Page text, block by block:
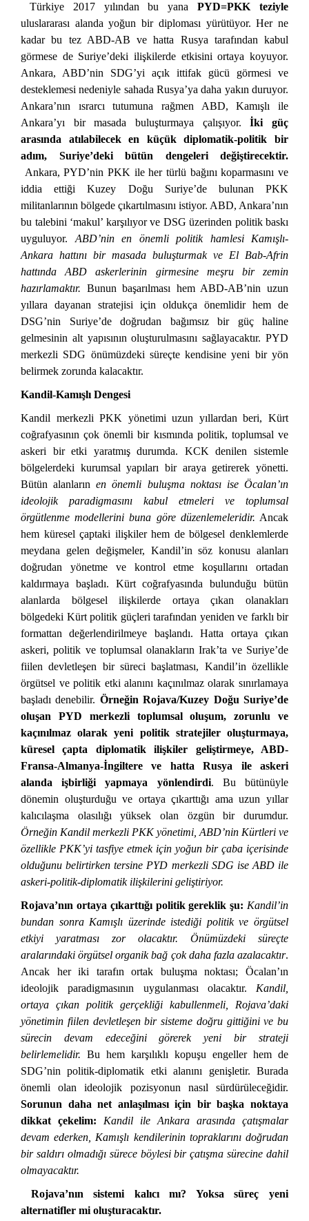
Türkiye 2017 yılından bu yanaPYD=PKK teziyle
uluslararası alanda yoğun bir diploması yürütüyor. Her ne
kadar bu tez ABD-AB ve hatta Rusya tarafından kabul
görmese de Suriye’deki ilişkilerde etkisini ortaya koyuyor.
Ankara, ABD’nin SDG’yi açık ittifak gücü görmesi ve
desteklemesi nedeniyle sahada Rusya’ya daha yakın duruyor.
Ankara’nın ısrarcı tutumuna rağmen ABD, Kamışlı ile
Ankara’yı bir masada buluşturmaya çalışıyor.İki güç
arasında atılabilecek en küçük diplomatik-politik bir
adım, Suriye’deki bütün dengeleri değiştirecektir.
Ankara, PYD’nin PKK ile her türlü bağını koparmasını ve
iddia ettiği Kuzey Doğu Suriye’de bulunan PKK
militanlarının bölgede çıkartılmasını istiyor. ABD, Ankara’nın
bu talebini ‘makul’ karşılıyor ve DSG üzerinden politik baskı
uyguluyor. ABD’nin en önemli politik hamlesi Kamışlı-
Ankara hattını bir masada buluşturmak ve El Bab-Afrin
hattında ABD askerlerinin girmesine meşru bir zemin
hazırlamaktır. Bunun başarılması hem ABD-AB’nin uzun
yıllara dayanan stratejisi için oldukça önemlidir hem de
DSG’nin Suriye’de doğrudan bağımsız bir güç haline
gelmesinin alt yapısının oluşturulmasını sağlayacaktır. PYD
merkezli SDG önümüzdeki süreçte kendisine yeni bir yön
belirmek zorunda kalacaktır.
Kandil-Kamışlı Dengesi
Kandil merkezli PKK yönetimi uzun yıllardan beri, Kürt
coğrafyasının çok önemli bir kısmında politik, toplumsal ve
askeri bir etki yaratmış durumda. KCK denilen sistemle
bölgelerdeki kurumsal yapıları bir araya getirerek yönetti.
Bütün alanlarınen önemli buluşma noktası ise Öcalan’ın
ideolojik paradigmasını kabul etmeleri ve toplumsal
örgütlenme modellerini buna göre düzenlemeleridir. Ancak
hem küresel çaptaki ilişkiler hem de bölgesel denklemlerde
meydana gelen değişmeler, Kandil’in söz konusu alanları
doğrudan yönetme ve kontrol etme koşullarını ortadan
kaldırmaya başladı. Kürt coğrafyasında bulunduğu bütün
alanlarda bölgesel ilişkilerde ortaya çıkan olanakları
bölgedeki Kürt politik güçleri tarafından yeniden ve farklı bir
formattan değerlendirilmeye başlandı. Hatta ortaya çıkan
askeri, politik ve toplumsal olanakların Irak’ta ve Suriye’de
fiilen devletleşen bir süreci başlatması, Kandil’in özellikle
örgütsel ve politik etki alanını kaçınılmaz olarak sınırlamaya
başladı denebilir. Örneğin Rojava/Kuzey Doğu Suriye’de
oluşan PYD merkezli toplumsal oluşum, zorunlu ve
kaçınılmaz olarak yeni politik stratejiler oluşturmaya,
küresel çapta diplomatik ilişkiler geliştirmeye, ABD-
Fransa-Almanya-İngiltere ve hatta Rusya ile askeri
alanda işbirliği yapmaya yönlendirdi. Bu bütünüyle
dönemin oluşturduğu ve ortaya çıkarttığı ama uzun yıllar
kalıcılaşma olasılığı yüksek olan özgün bir durumdur.
Örneğin Kandil merkezli PKK yönetimi, ABD’nin Kürtleri ve
özellikle PKK’yi tasfiye etmek için yoğun bir çaba içerisinde
olduğunu belirtirken tersine PYD merkezli SDG ise ABD ile
askeri-politik-diplomatik ilişkilerini geliştiriyor.
Rojava’nın ortaya çıkarttığı politik gereklik şu: Kandil’in
bundan sonra Kamışlı üzerinde istediği politik ve örgütsel
etkiyi yaratması zor olacaktır. Önümüzdeki süreçte
aralarındaki örgütsel organik bağ çok daha fazla azalacaktır.
Ancak her iki tarafın ortak buluşma noktası; Öcalan’ın
ideolojik paradigmasının uygulanması olacaktır. Kandil,
ortaya çıkan politik gerçekliği kabullenmeli, Rojava’daki
yönetimin fiilen devletleşen bir sisteme doğru gittiğini ve bu
sürecin devam edeceğini görerek yeni bir strateji
belirlemelidir. Bu hem karşılıklı kopuşu engeller hem de
SDG’nin politik-diplomatik etki alanını genişletir. Burada
önemli olan ideolojik pozisyonun nasıl sürdürüleceğidir.
Sorunun daha net anlaşılması için bir başka noktaya
dikkat çekelim:
Kandil ile Ankara arasında çatışmalar
devam ederken, Kamışlı kendilerinin topraklarını doğrudan
bir saldırı olmadığı sürece böylesi bir çatışma sürecine dahil
olmayacaktır.
Rojava’nın sistemi kalıcı mı? Yoksa süreç yeni
alternatifler mi oluşturacaktır.